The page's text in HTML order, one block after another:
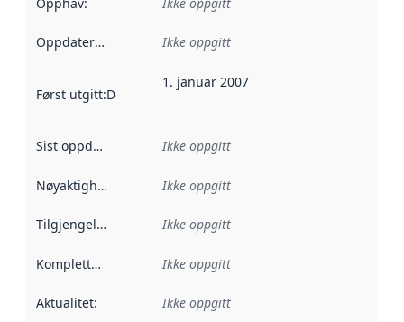
Oppdateringsfrekvens :
Ikke oppgitt
Først utgitt:Denne datoen sier når dataene i dette
1. januar 2007
Sist oppdatert Ikke oppgitt
Nøyaktighet Ikke oppgitt
Tilgjengelighet Ikke oppgitt
Kompletthet Ikke oppgitt
Aktualitet: Ikke oppgitt